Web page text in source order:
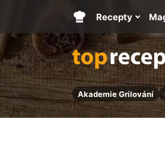
Akademie Grilování
Hlavní
stránka
Recepty